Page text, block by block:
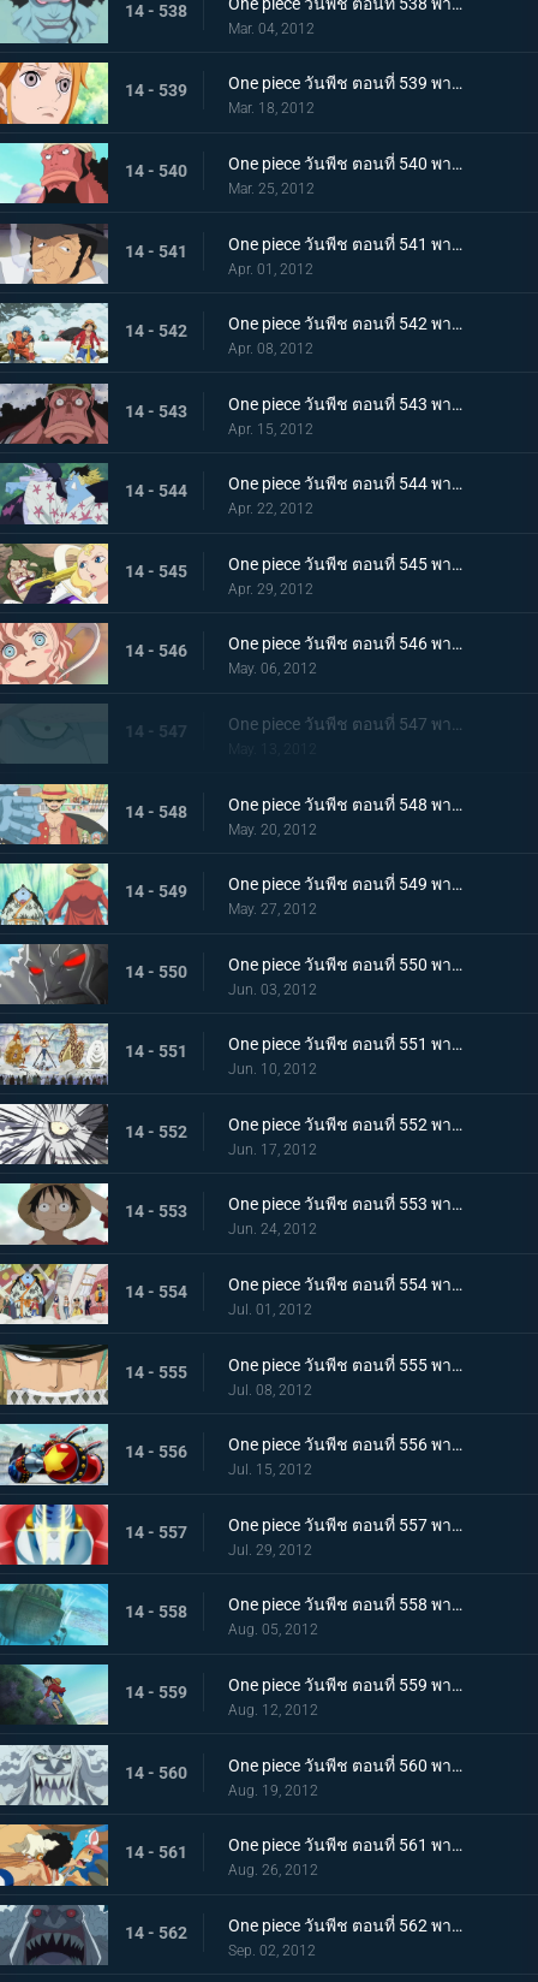
14 - 538
Mar. 04, 2012
14 - 539 One piece วันพีช ตอนที่ 539 พากย์ไทย หวนรำลึกชะตากรรม! นามิ กับ โจรสลัดมนุษย์เงือก!
Mar. 18, 2012
14 - 540 One piece วันพีช ตอนที่ 540 พากย์ไทย วีรบุรุษผู้ปลดปล่อยทาส ไทเกอร์นักผจญภัย
Mar. 25, 2012
14 - 541 One piece วันพีช ตอนที่ 541 พากย์ไทย คิซารุออกโรง! กับดักล่อไทเกอร์!
Apr. 01, 2012
14 - 542 One piece วันพีช ตอนที่ 542 พากย์ไทย ตอนพิเศษ! ลูฟี่และโทริโกะ! การพบกันอีกครั้ง โทริโกะ ลูฟี่! ออกค้นหาผลทะเลกัน!
Apr. 08, 2012
14 - 543 One piece วันพีช ตอนที่ 543 พากย์ไทย จุดจบของวีรบุรษ ความจริงของไทเกอร์ที่น่าตกตะลึง
Apr. 15, 2012
14 - 544 One piece วันพีช ตอนที่ 544 พากย์ไทย กลุ่มโจรสลัดแตกแยก จินเบ ปะทะ อารอง
Apr. 22, 2012
14 - 545 One piece วันพีช ตอนที่ 545 พากย์ไทย เกาะมนุษย์เงือกสั่นไหว! มังกรฟ้าขึ้นเทียบฝั่ง
Apr. 29, 2012
14 - 546 One piece วันพีช ตอนที่ 546 พากย์ไทย โศกนาฏกรรมที่มาอย่างเฉียบพลัน! กระสุนสังหารที่ดับอนาคต
May. 06, 2012
14 - 547
14 - 548 One piece วันพีช ตอนที่ 548 พากย์ไทย สะเทือนทั้งอาณาจักร คำสั่งประหารเนปจูน
May. 20, 2012
14 - 549 One piece วันพีช ตอนที่ 549 พากย์ไทย รอยร้าวบังเกิด! ลูฟี่ ปะทะ จินเบ
May. 27, 2012
14 - 550 One piece วันพีช ตอนที่ 550 พากย์ไทย เกิดความผิดปกติกับโฮดี้ พลังที่แท้จริงของยาปีศาจ!
Jun. 03, 2012
14 - 551 One piece วันพีช ตอนที่ 551 พากย์ไทย เริ่มศึกตัดสิน ณ ลานเกียวคอร์ด!
Jun. 10, 2012
14 - 552 One piece วันพีช ตอนที่ 552 พากย์ไทย คำสารภาพที่น่าตกใจ ความจริงเบื้องหลังการลอบสังหารโอโตฮิเมะ
Jun. 17, 2012
14 - 553 One piece วันพีช ตอนที่ 553 พากย์ไทย น้ำตาของชิราโฮชิ! ในที่สุดลูฟี่ก็ออกโรง
Jun. 24, 2012
14 - 554 One piece วันพีช ตอนที่ 554 พากย์ไทย ศึกครั้งใหญ่! กลุ่มหมวกฟาง ปะทะ ศัตรู 100,000 คน
Jul. 01, 2012
14 - 555 One piece วันพีช ตอนที่ 555 พากย์ไทย ระเบิดวิชาครั้งใหญ่! โซโล ซันจิ ออกจู่โจม!
Jul. 08, 2012
14 - 556 One piece วันพีช ตอนที่ 556 พากย์ไทย เปิดตัวครั้งแรก! อาวุธลับของเรือซันนี่!
Jul. 15, 2012
14 - 557 One piece วันพีช ตอนที่ 557 พากย์ไทย ไอรอน ไพเรท! แฟรงกี้โชกุนปรากฏกาย
Jul. 29, 2012
14 - 558 One piece วันพีช ตอนที่ 558 พากย์ไทย เรือโนอาห์ใกล้เข้ามา! เกาะมนุษย์เงือกเข้าสู่วิกฤต!
Aug. 05, 2012
14 - 559 One piece วันพีช ตอนที่ 559 พากย์ไทย เร็วเข้าลูฟี่! ชิราโฮชิ เข้าตาจนแล้ว
Aug. 12, 2012
14 - 560 One piece วันพีช ตอนที่ 560 พากย์ไทย เริ่มการต่อสู้สุดระห่ำ! ลูฟี่ ปะทะ โฮดี้!
Aug. 19, 2012
14 - 561 One piece วันพีช ตอนที่ 561 พากย์ไทย ต่อสู้ตะลุมบอน! กลุ่มหมวกฟาง ปะทะ กลุ่มโจรสลัดมนุษย์เงือกรุ่นใหม่!
Aug. 26, 2012
14 - 562 One piece วันพีช ตอนที่ 562 พากย์ไทย ลูฟี่พ่ายแพ้!? ถึงเวลาแก้แค้นของโฮดี้
Sep. 02, 2012